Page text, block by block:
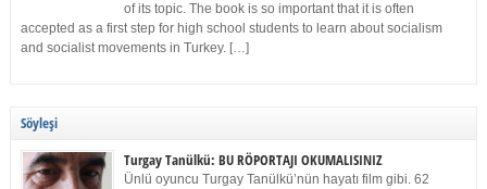
of its topic. The book is so important that it is often
accepted as a first step for high school students to learn about socialism
and socialist movements in Turkey. […]
Söyleşi
Turgay Tanülkü: BU RÖPORTAJI OKUMALISINIZ
Ünlü oyuncu Turgay Tanülkü’nün hayatı film gibi. 62